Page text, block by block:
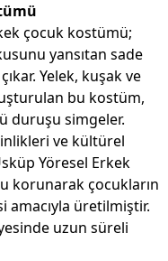
çocuk kostümü;
yansıtan sade
Yelek, kuşak ve
bu kostüm,
duruşu simgeler.
ve kültürel
Yöresel Erkek
korunarak çocukların
amacıyla üretilmiştir.
uzun süreli